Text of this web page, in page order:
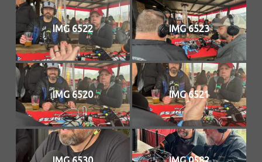
IMG 6522 IMG 6523
IMG 6520 IMG 6521